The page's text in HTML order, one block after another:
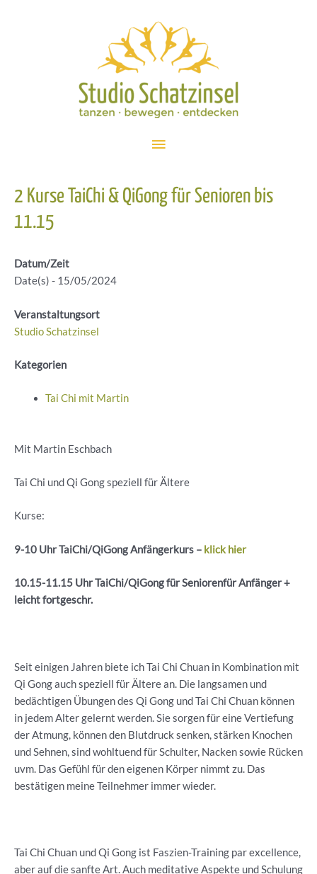
Hauptmenü
2 Kurse TaiChi & QiGong für Senioren bis
11.15
Datum/Zeit
Date(s) - 15/05/2024
Veranstaltungsort
Studio Schatzinsel
Kategorien
Tai Chi mit Martin
Mit Martin Eschbach
Tai Chi und Qi Gong speziell für Ältere
Kurse:
9-10 UhrTaiChi/QiGongAnfängerkurs – klick hier
10.15-11.15 UhrTaiChi/QiGongfürSeniorenfürAnfänger +
leichtfortgeschr.
Seit einigen Jahren biete ich Tai Chi Chuan in Kombination mit
Qi Gong auch speziell für Ältere an. Die langsamen und
bedächtigen Übungen des Qi Gong und Tai Chi Chuan können
in jedem Alter gelernt werden. Sie sorgen für eine Vertiefung
der Atmung, können den Blutdruck senken, stärken Knochen
und Sehnen, sind wohltuend für Schulter, Nacken sowie Rücken
uvm. Das Gefühl für den eigenen Körper nimmt zu. Das
bestätigen meine Teilnehmer immer wieder.
Tai Chi Chuan und Qi Gong ist Faszien-Training par excellence,
aber auf die sanfte Art. Auch meditative Aspekte und Schulung